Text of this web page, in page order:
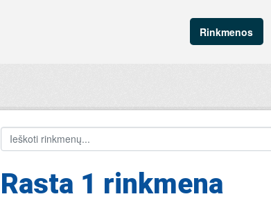
Rinkmenos
Rasta 1 rinkmena